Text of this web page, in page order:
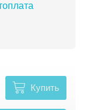
Купить